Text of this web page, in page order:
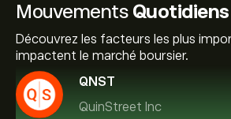
Mouvements Quotidiens
Découvrez les facteurs les plus
impactent le marché boursier.
QNST
QuinStreet Inc